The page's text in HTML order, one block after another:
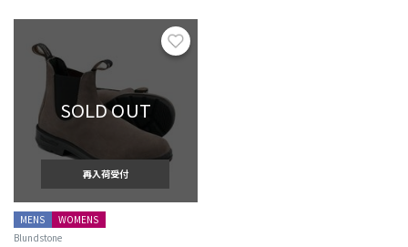
お気に入り
SOLD OUT
再入荷受付
MENS
WOMENS
Blundstone